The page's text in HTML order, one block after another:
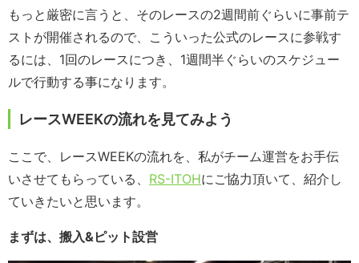
もっと厳密に言うと、そのレースの2週間前ぐらいに事前テ
ストが開催されるので、こういった公式のレースに参戦す
るには、1回のレースにつき、1週間半ぐらいのスケジュー
ルで行動する事になります。
レースWEEKの流れを見てみよう
ここで、レースWEEKの流れを、私がチーム運営をお手伝
いさせてもらっている、 RS-ITOHにご協力頂いて、紹介し
ていきたいと思います。
まずは、搬入&ピット設営